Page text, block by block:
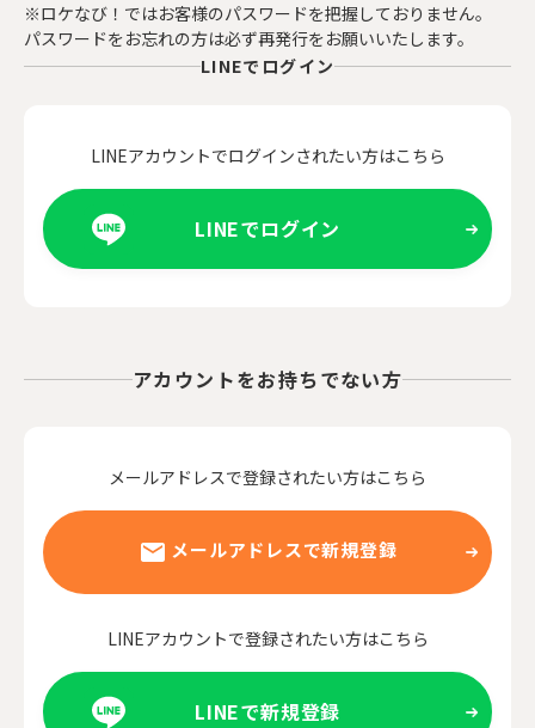
※ロケなび！ではお客様のパスワードを把握しておりません。
パスワードをお忘れの方は必ず再発行をお願いいたします。
LINEでログイン
LINEアカウントでログインされたい方はこちら
LINEでログイン
アカウントをお持ちでない方
メールアドレスで登録されたい方はこちら
メールアドレスで新規登録
LINEアカウントで登録されたい方はこちら
LINEで新規登録